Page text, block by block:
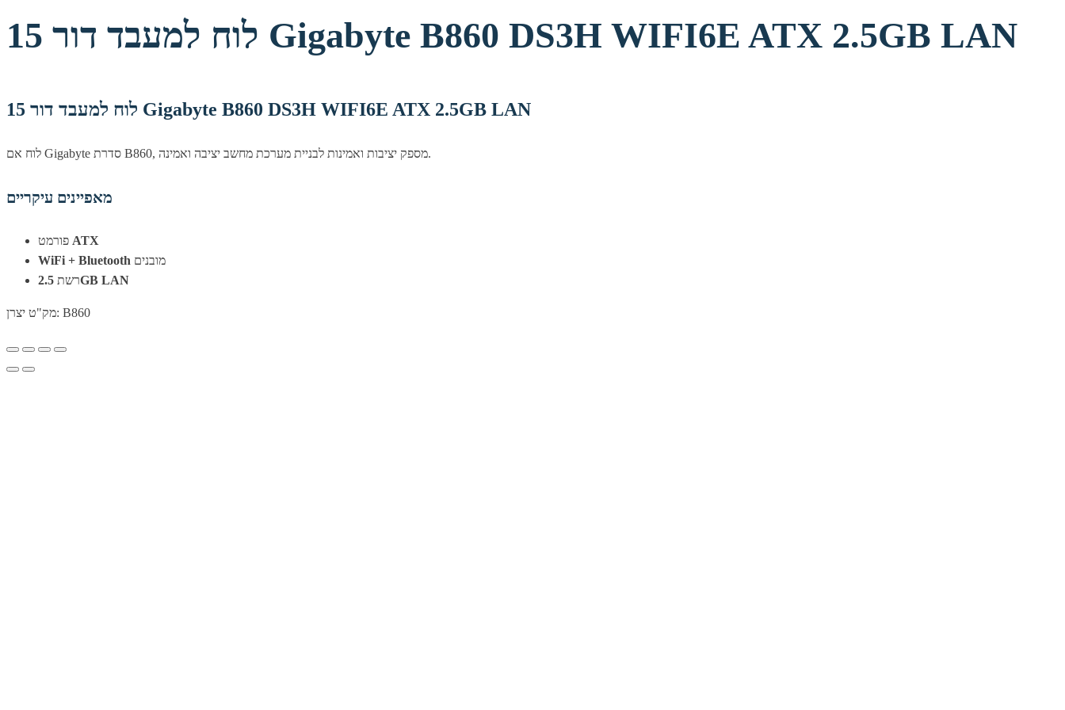
לוח למעבד דור 15 Gigabyte B860 DS3H WIFI6E ATX 2.5GB LAN
לוח למעבד דור 15 Gigabyte B860 DS3H WIFI6E ATX 2.5GB LAN
לוח אם Gigabyte סדרת B860, מספק יציבות ואמינות לבניית מערכת מחשב יציבה ואמינה.
מאפיינים עיקריים
ATX
WiFi + Bluetooth מובנים
רשת2.5GB LAN
מק"ט יצרן: B860